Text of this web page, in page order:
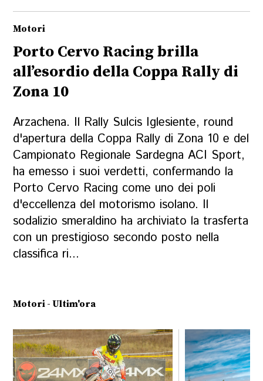
Motori
Porto Cervo Racing brilla
all’esordio della Coppa Rally di
Zona 10
Arzachena. Il Rally Sulcis Iglesiente, round
d'apertura della Coppa Rally di Zona 10 e del
Campionato Regionale Sardegna ACI Sport,
ha emesso i suoi verdetti, confermando la
Porto Cervo Racing come uno dei poli
d'eccellenza del motorismo isolano. Il
sodalizio smeraldino ha archiviato la trasferta
con un prestigioso secondo posto nella
classifica ri...
Motori - Ultim'ora